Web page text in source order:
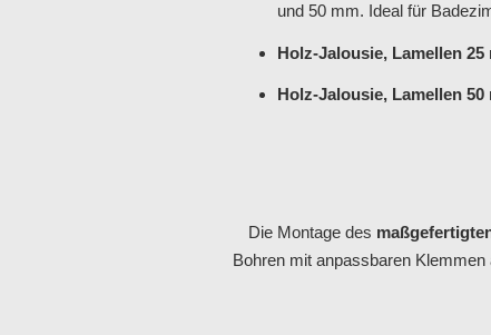
und 50 mm. Ideal für
Holz-Jalousie, Lamellen 25
Holz-Jalousie, Lamellen 50
Die Montage des
Bohren mit anpassbaren